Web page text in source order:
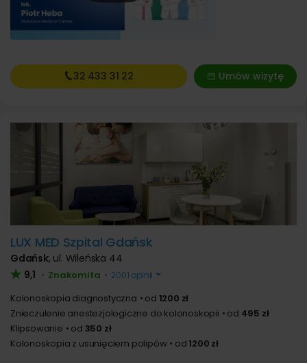
Umów wizytę
32 433 31 22
LUX MED Szpital Gdańsk
Gdańsk, ul. Wileńska 44
9,1 • Znakomita • 2001 opinii
Kolonoskopia diagnostyczna od 1200 zł
Znieczulenie anestezjologiczne do kolonoskopii
od 495 zł
Klipsowanie
od 350 zł
Kolonoskopia z usunięciem polipów
od1200 zł